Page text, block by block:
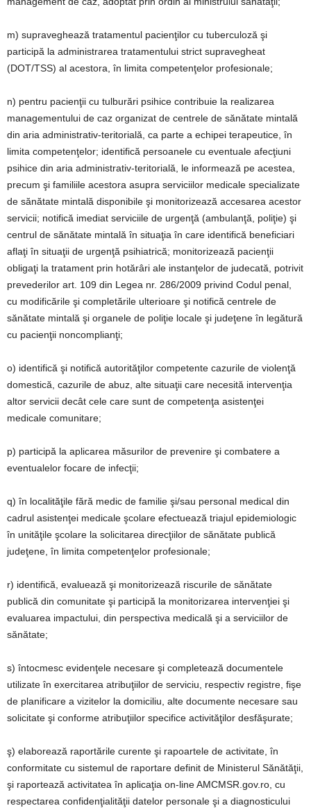
m) supraveghează tratamentul pacienţilor cu tuberculoză şi
participă la administrarea tratamentului strict supravegheat
(DOT/TSS) al acestora, în limita competenţelor profesionale;
n) pentru pacienţii cu tulburări psihice contribuie la realizarea
managementului de caz organizat de centrele de sănătate mintală
din aria administrativ-teritorială, ca parte a echipei terapeutice, în
limita competenţelor; identifică persoanele cu eventuale afecţiuni
psihice din aria administrativ-teritorială, le informează pe acestea,
precum şi familiile acestora asupra serviciilor medicale specializate
de sănătate mintală disponibile şi monitorizează accesarea acestor
servicii; notifică imediat serviciile de urgenţă (ambulanţă, poliţie) şi
centrul de sănătate mintală în situaţia în care identifică beneficiari
aflaţi în situaţii de urgenţă psihiatrică; monitorizează pacienţii
obligaţi la tratament prin hotărâri ale instanţelor de judecată, potrivit
prevederilor art. 109 din Legea nr. 286/2009 privind Codul penal,
cu modificările şi completările ulterioare şi notifică centrele de
sănătate mintală şi organele de poliţie locale şi judeţene în legătură
cu pacienţii noncomplianţi;
o) identifică şi notifică autorităţilor competente cazurile de violenţă
domestică, cazurile de abuz, alte situaţii care necesită intervenţia
altor servicii decât cele care sunt de competenţa asistenţei
medicale comunitare;
p) participă la aplicarea măsurilor de prevenire şi combatere a
eventualelor focare de infecţii;
q) în localităţile fără medic de familie şi/sau personal medical din
cadrul asistenţei medicale şcolare efectuează triajul epidemiologic
în unităţile şcolare la solicitarea direcţiilor de sănătate publică
judeţene, în limita competenţelor profesionale;
r) identifică, evaluează şi monitorizează riscurile de sănătate
publică din comunitate şi participă la monitorizarea intervenţiei şi
evaluarea impactului, din perspectiva medicală şi a serviciilor de
sănătate;
s) întocmesc evidenţele necesare şi completează documentele
utilizate în exercitarea atribuţiilor de serviciu, respectiv registre, fişe
de planificare a vizitelor la domiciliu, alte documente necesare sau
solicitate şi conforme atribuţiilor specifice activităţilor desfăşurate;
ş) elaborează raportările curente şi rapoartele de activitate, în
conformitate cu sistemul de raportare definit de Ministerul Sănătăţii,
şi raportează activitatea în aplicaţia on-line AMCMSR.gov.ro, cu
respectarea confidenţialităţii datelor personale şi a diagnosticului